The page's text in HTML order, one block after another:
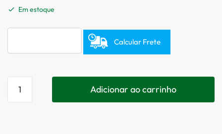
Em estoque
Calcular Frete
Adicionar ao carrinho